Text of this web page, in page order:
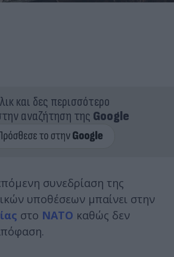
και δες περισσότερο
αναζήτηση της Google
συνεδρίαση της
υποθέσεων μπαίνει στην
στο ΝΑΤΟ καθώς δεν